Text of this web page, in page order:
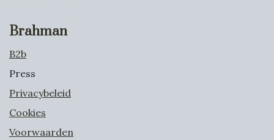
Brahman
B2b
Press
Privacybeleid
Cookies
Voorwaarden